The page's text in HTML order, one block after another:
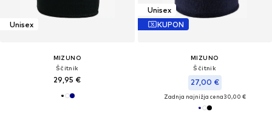
Unisex
MIZUNO
Ščitnik
29,95 €
Unisex
KUPON
MIZUNO
Ščitnik
27,00 €
Zadnja najnižja cena30,00 €